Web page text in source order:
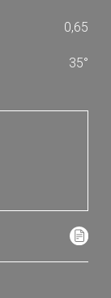
0,65
35°